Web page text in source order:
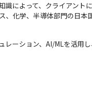
識によって、クライアン
、化学、半導体部門の日
ーション、AI/MLを活用